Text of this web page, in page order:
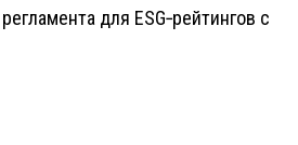
для ESG‑рейтингов с